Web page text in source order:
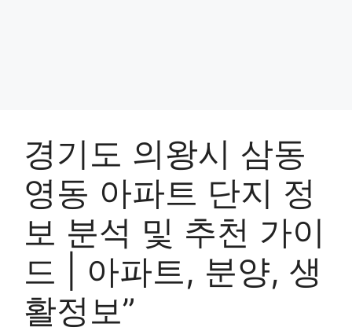
경기도 의왕시 삼동
영동 아파트 단지 정
보 분석 및 추천 가이
드 | 아파트, 분양, 생
활정보”